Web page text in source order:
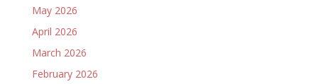
May 2026
April 2026
March 2026
February 2026